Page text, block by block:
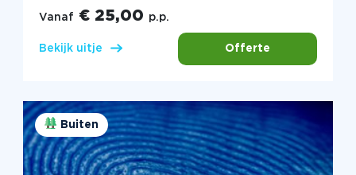
Vanaf € 25,00 p.p.
Bekijk uitje Offerte
Buiten